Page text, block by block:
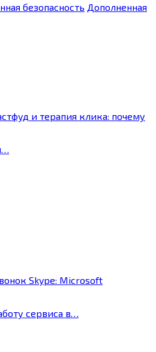
безопасность Дополненная
и терапия клика: почему
Skype: Microsoft
сервиса в…